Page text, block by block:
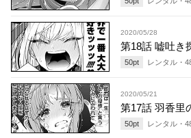
2020/05/28
第18話 嘘吐き
50pt レンタル・
2020/05/21
第17話 羽香里
50pt レンタル・